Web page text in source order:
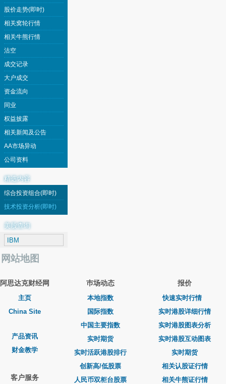
股价走势(即时)
相关窝轮行情
相关牛熊行情
沽空
成交记录
大户成交
资金流向
同业
权益披露
相关新闻及公告
AA市场异动
公司资料
精选内容
综合投资组合(即时)
技术投资分析(即时)
美股查询
网站地图
阿思达克财经网
主页
China Site
产品资讯
财金教学
客户服务
巿场动态
本地指数
国际指数
中国主要指数
实时期货
实时活跃港股排行
创新高/低股票
人民币双柜台股票
报价
快速实时行情
实时港股详细行情
实时港股图表分析
实时港股互动图表
实时期货
相关认股证行情
相关牛熊证行情